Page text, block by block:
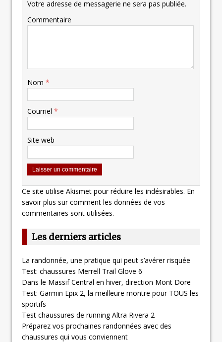
Votre adresse de messagerie ne sera pas publiée.
Commentaire
Nom *
Courriel *
Site web
Ce site utilise Akismet pour réduire les indésirables. En
savoir plus sur comment les données de vos
commentaires sont utilisées.
Les derniers articles
La randonnée, une pratique qui peut s’avérer risquée
Test: chaussures Merrell Trail Glove 6
Dans le Massif Central en hiver, direction Mont Dore
Test: Garmin Epix 2, la meilleure montre pour TOUS les
sportifs
Test chaussures de running Altra Rivera 2
Préparez vos prochaines randonnées avec des
chaussures qui vous conviennent